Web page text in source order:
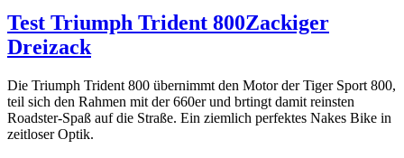
Test Triumph Trident 800Zackiger
Dreizack
Die Triumph Trident 800 übernimmt den Motor der Tiger Sport 800,
teil sich den Rahmen mit der 660er und brtingt damit reinsten
Roadster-Spaß auf die Straße. Ein ziemlich perfektes Nakes Bike in
zeitloser Optik.